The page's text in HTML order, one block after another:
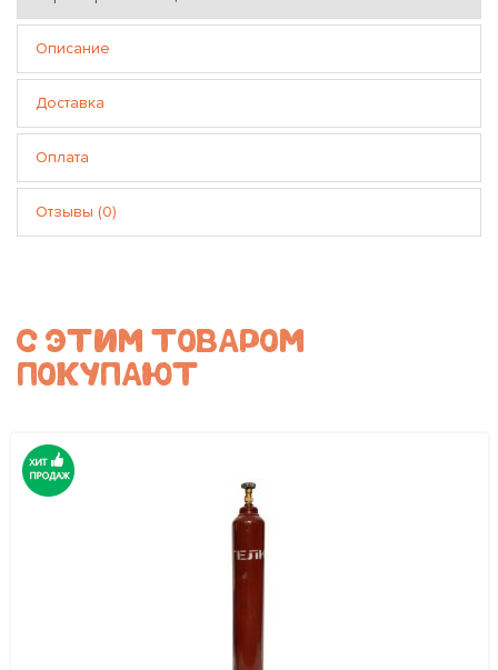
Описание
Доставка
Оплата
Отзывы (0)
С ЭТИМ ТОВАРОМ
ПОКУПАЮТ